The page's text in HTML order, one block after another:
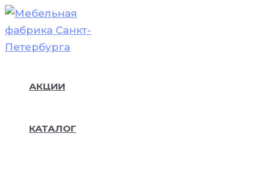
Перейти
к
содержимому
АКЦИИ
КАТАЛОГ